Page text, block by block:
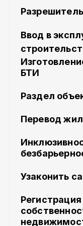
Ввод в
БТИ
Раздел
Перевод
Узаконить